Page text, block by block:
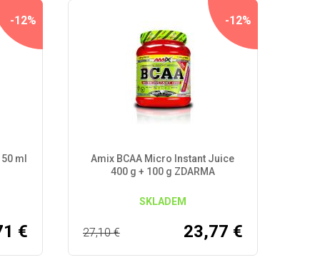
-12%
ml
€
-12%
Amix BCAA Micro Instant Juice
400 g + 100 g ZDARMA
SKLADEM
27,10€ 23,77 €